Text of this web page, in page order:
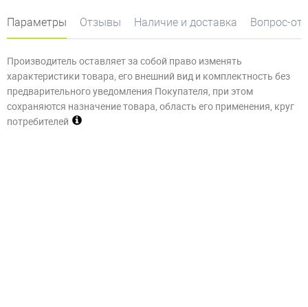
Параметры Отзывы Наличие и доставка Вопрос-
Производитель оставляет за собой право изменять
характеристики товара, его внешний вид и комплектность без
предварительного уведомления Покупателя, при этом
сохраняются назначение товара, область его применения, круг
потребителей